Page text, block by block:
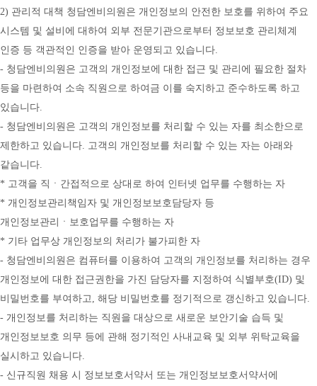
2) 관리적 대책 청담엔비의원은 개인정보의 안전한 보호를 위하여 주요
시스템 및 설비에 대하여 외부 전문기관으로부터 정보보호 관리체계
인증 등 객관적인 인증을 받아 운영되고 있습니다.
- 청담엔비의원은 고객의 개인정보에 대한 접근 및 관리에 필요한 절차
등을 마련하여 소속 직원으로 하여금 이를 숙지하고 준수하도록 하고
있습니다.
- 청담엔비의원은 고객의 개인정보를 처리할 수 있는 자를 최소한으로
제한하고 있습니다. 고객의 개인정보를 처리할 수 있는 자는 아래와
같습니다.
* 고객을 직ㆍ간접적으로 상대로 하여 인터넷 업무를 수행하는 자
* 개인정보관리책임자 및 개인정보보호담당자 등
개인정보관리ㆍ보호업무를 수행하는 자
* 기타 업무상 개인정보의 처리가 불가피한 자
- 청담엔비의원은 컴퓨터를 이용하여 고객의 개인정보를 처리하는 경우
개인정보에 대한 접근권한을 가진 담당자를 지정하여 식별부호(ID) 및
비밀번호를 부여하고, 해당 비밀번호를 정기적으로 갱신하고 있습니다.
- 개인정보를 처리하는 직원을 대상으로 새로운 보안기술 습득 및
개인정보보호 의무 등에 관해 정기적인 사내교육 및 외부 위탁교육을
실시하고 있습니다.
- 신규직원 채용 시 정보보호서약서 또는 개인정보보호서약서에